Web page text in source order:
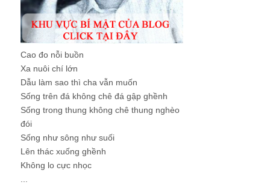
Cao đo nỗi buồn
Xa nuôi chí lớn
Dẫu làm sao thì cha vẫn muốn
Sống trên đá không chê đá gập ghềnh
Sống trong thung không chê thung nghèo
đói
Sống như sông như suối
Lên thác xuống ghềnh
Không lo cực nhọc